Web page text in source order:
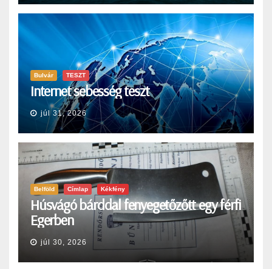
Bulvár TESZT
Internet sebesség teszt
júl 31, 2026
Belföld Címlap Kékfény
Húsvágó bárddal fenyegetőzőtt egy férfi
Egerben
júl 30, 2026